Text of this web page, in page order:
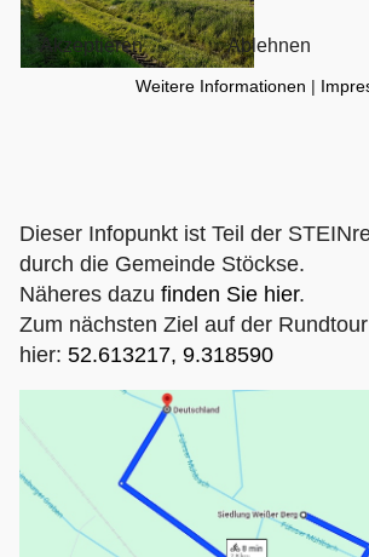
Dieser Infopunkt ist Teil der
durch die Gemeinde Stöckse.
Näheres dazufinden Sie hier.
Zum nächsten Ziel auf der
hier:52.613217, 9.318590
Akzeptieren Ablehnen
Weitere Informationen |